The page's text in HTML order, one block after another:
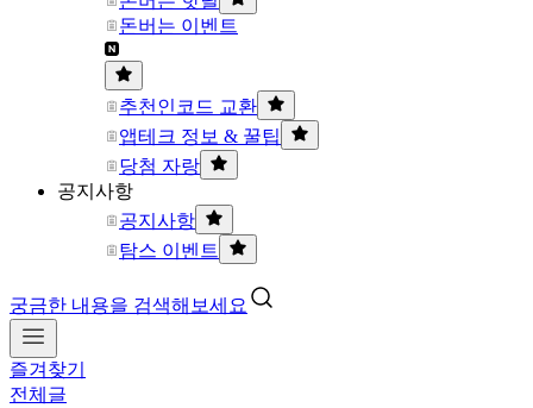
돈버는 이벤트
추천인코드 교환
앱테크 정보 & 꿀팁
당첨 자랑
공지사항
공지사항
탐스 이벤트
궁금한 내용을 검색해보세요
즐겨찾기
전체글